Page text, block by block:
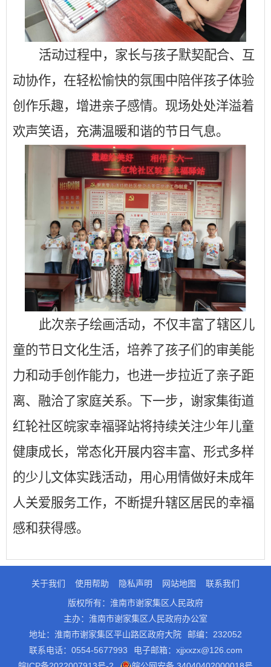
活动过程中，家长与孩子默契配合、互
动协作，在轻松愉快的氛围中陪伴孩子体验
创作乐趣，增进亲子感情。现场处处洋溢着
欢声笑语，充满温暖和谐的节日气息。
此次亲子绘画活动，不仅丰富了辖区儿
童的节日文化生活，培养了孩子们的审美能
力和动手创作能力，也进一步拉近了亲子距
离、融洽了家庭关系。下一步，谢家集街道
红轮社区皖家幸福驿站将持续关注少年儿童
健康成长，常态化开展内容丰富、形式多样
的少儿文体实践活动，用心用情做好未成年
人关爱服务工作，不断提升辖区居民的幸福
感和获得感。
关于我们 使用帮助 隐私声明 网站地图
联系我们
版权所有：淮南市谢家集区人民政府
主办：淮南市谢家集区人民政府办公室
地址：淮南市谢家集区平山路区政府大院
邮编：232052
联系电话：0554-5677993
电子邮箱：xjjxxzx@126.com